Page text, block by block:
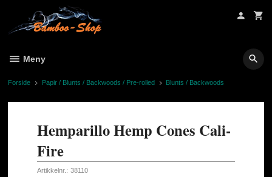
innholdet
Meny
Forside Papir / Blunts / Backwoods / Pre-rolled Blunts / Backwoods
Hemparillo Hemp Cones Cali-
Fire
Artikkelnr.: 38110